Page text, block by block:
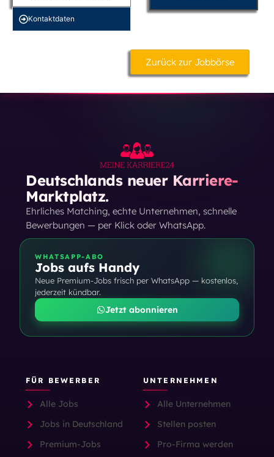
Kontakt­daten
Zurück zur Jobbörse
Deutschlands neuer Karriere-
Marktplatz.
Ehrliches Matching, echte Unternehmen, schnelle
Bewerbungen — per Klick oder WhatsApp.
WHATSAPP-ABO
Jobs aufs Handy
Neue Premium-Jobs frisch per WhatsApp — kostenlos,
jederzeit kündbar.
Jetzt abonnieren
FÜR BEWERBER
Alle Jobs
Jobs in Deutschland
Premium-Jobs
UNTERNEHMEN
Alle Unternehmen
Stellen posten
Pro-Firma werden